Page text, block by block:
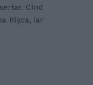
Cînd
Rîşca, iar